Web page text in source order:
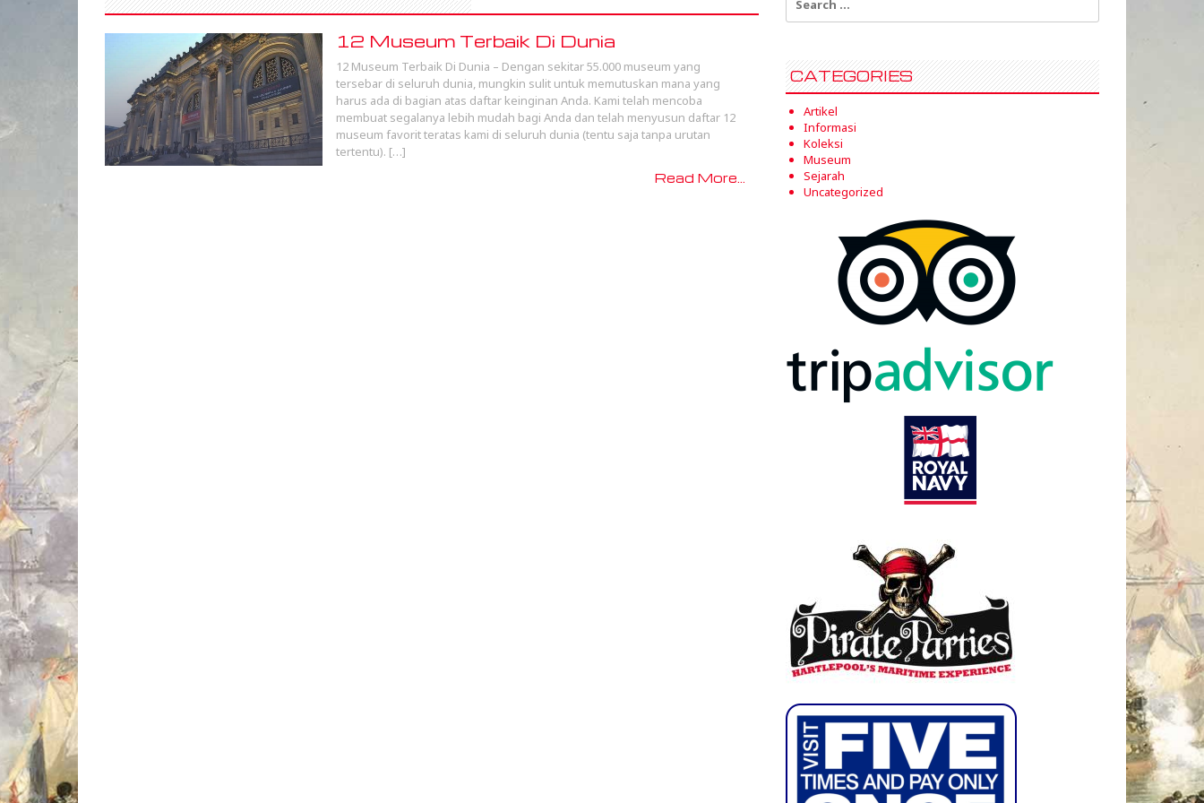
12 Museum Terbaik Di Dunia
12 Museum Terbaik Di Dunia – Dengan sekitar 55.000 museum yang
tersebar di seluruh dunia, mungkin sulit untuk memutuskan mana yang
harus ada di bagian atas daftar keinginan Anda. Kami telah mencoba
membuat segalanya lebih mudah bagi Anda dan telah menyusun daftar 12
museum favorit teratas kami di seluruh dunia (tentu saja tanpa urutan
tertentu). […]
Read More...
for:
CATEGORIES
Artikel
Informasi
Koleksi
Museum
Sejarah
Uncategorized